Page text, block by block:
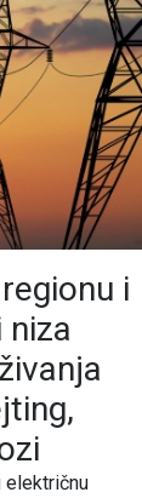
i
električnu